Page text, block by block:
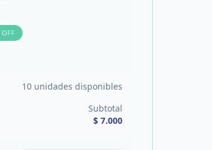
OFF
10 unidades disponibles
Subtotal
$ 7.000